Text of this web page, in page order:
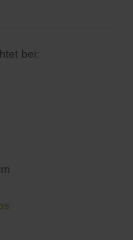
bei: